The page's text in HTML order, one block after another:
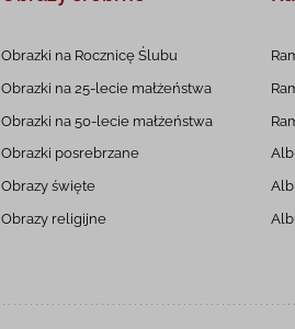
Obrazki na RocznicęŚlubu
Obrazki na 25-lecie małżeństwa
Obrazki na 50-lecie małżeństwa
Obrazki posrebrzane
Obrazy święte
Obrazy religijne